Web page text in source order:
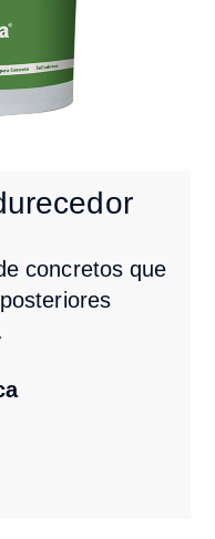
concretos que